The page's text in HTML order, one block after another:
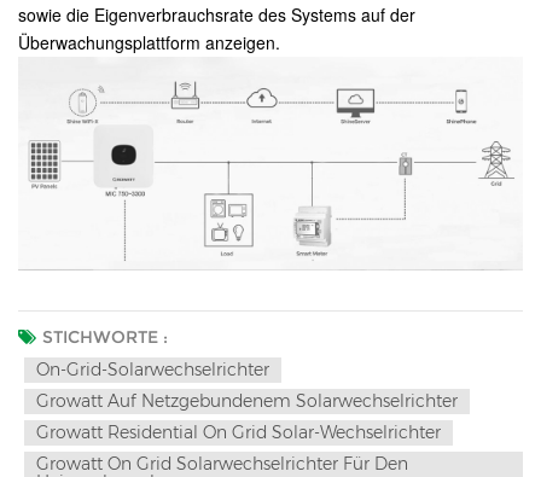
sowie die Eigenverbrauchsrate des Systems auf der
Überwachungsplattform anzeigen.
STICHWORTE :
On-Grid-Solarwechselrichter
Growatt Auf Netzgebundenem Solarwechselrichter
Growatt Residential On Grid Solar-Wechselrichter
Growatt On Grid Solarwechselrichter Für Den